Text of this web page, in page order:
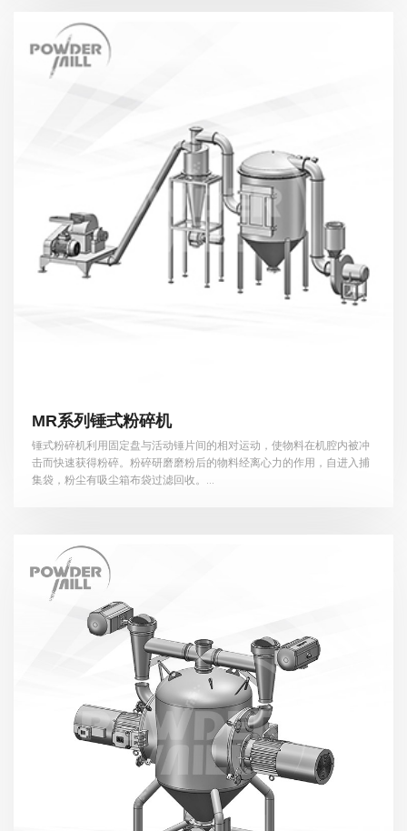
MR系列锤式粉碎机
锤式粉碎机利用固定盘与活动锤片间的相对运动，使物料在机腔内被冲
击而快速获得粉碎。粉碎研磨磨粉后的物料经离心力的作用，自进入捕
集袋，粉尘有吸尘箱布袋过滤回收。...